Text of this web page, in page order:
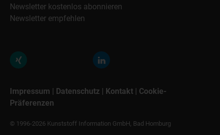
Newsletter kostenlos abonnieren
Newsletter empfehlen
Impressum | Datenschutz | Kontakt | Cookie-
Präferenzen
© 1996-2026 Kunststoff Information GmbH, Bad Homburg